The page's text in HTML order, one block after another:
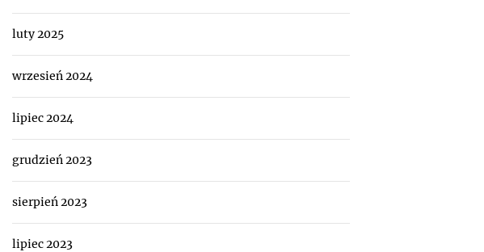
luty 2025
wrzesień 2024
lipiec 2024
grudzień 2023
sierpień 2023
lipiec 2023